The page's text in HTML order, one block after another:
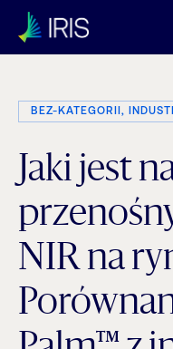
BEZ-KATEGORII,
Jaki jest
NIR na